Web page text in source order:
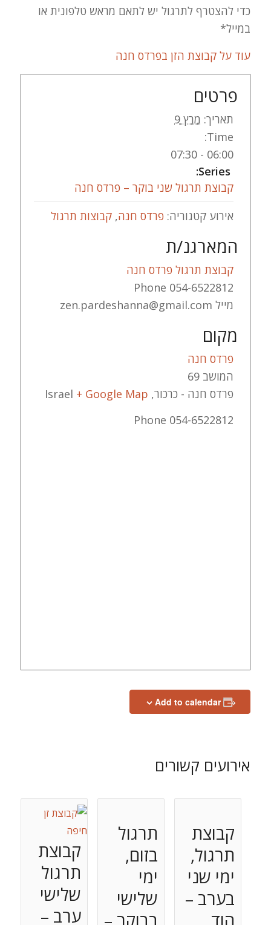
כדי להצטרף לתרגול יש לתאם מראש טלפונית או
במייל*
עוד על קבוצת הזן בפרדס חנה
פרטים
תאריך: מרץ 9
Time:
06:00 - 07:30
Series:
קבוצת תרגול שני בוקר – פרדס חנה
אירוע קטגוריה: פרדס חנה, קבוצות תרגול
המארגנ/ת
קבוצת תרגול פרדס חנה
Phone 054-6522812
מייל zen.pardeshanna@gmail.com
מקום
פרדס חנה
המושב 69
פרדס חנה - כרכור,
Israel + Google Map
Phone 054-6522812
Add to calendar
אירועים קשורים
קבוצת
תרגול,
ימי שני
בערב –
הוד
תרגול
בזום,
ימי
שלישי
בבוקר –
קבוצת
תרגול
שלישי
ערב –